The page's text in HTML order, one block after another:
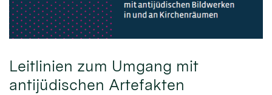
Leitlinien zum Umgang mit
antijüdischen Artefakten